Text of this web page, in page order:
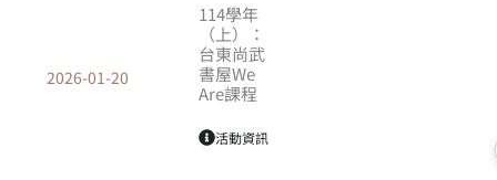
2026-01-20
114學年
（上）：
台東尚武
書屋We
Are課程
活動資訊